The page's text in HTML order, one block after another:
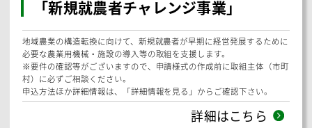
お問い合わせはこちら